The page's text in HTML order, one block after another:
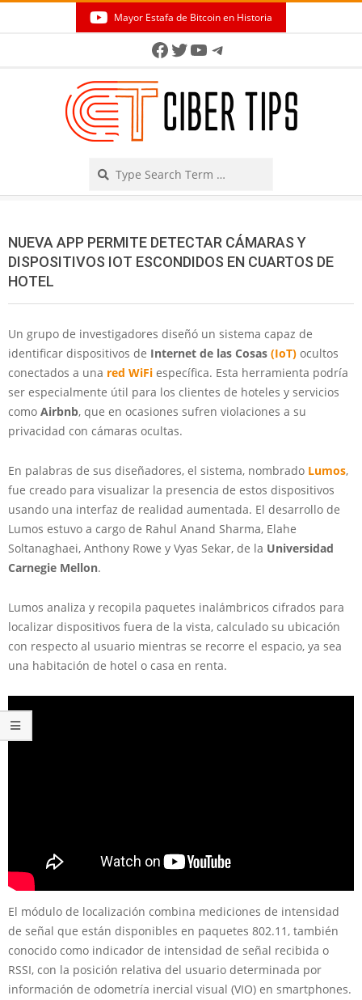
Mayor Estafa de Bitcoin en Historia
Facebook
Twitter
YouTube
Telegram
NUEVA APP PERMITE DETECTAR CÁMARAS Y
DISPOSITIVOS IOT ESCONDIDOS EN CUARTOS DE
HOTEL
Un grupo de investigadores diseñó un sistema capaz de
identificar dispositivos de Internet de las Cosas (IoT) ocultos
conectados a una red WiFi específica. Esta herramienta podría
ser especialmente útil para los clientes de hoteles y servicios
como Airbnb, que en ocasiones sufren violaciones a su
privacidad con cámaras ocultas.
En palabras de sus diseñadores, el sistema, nombrado Lumos,
fue creado para visualizar la presencia de estos dispositivos
usando una interfaz de realidad aumentada. El desarrollo de
Lumos estuvo a cargo de Rahul Anand Sharma, Elahe
Soltanaghaei, Anthony Rowe y Vyas Sekar, de la Universidad
Carnegie Mellon.
Lumos analiza y recopila paquetes inalámbricos cifrados para
localizar dispositivos fuera de la vista, calculado su ubicación
con respecto al usuario mientras se recorre el espacio, ya sea
una habitación de hotel o casa en renta.
El módulo de localización combina mediciones de intensidad
de señal que están disponibles en paquetes 802.11, también
conocido como indicador de intensidad de señal recibida o
RSSI, con la posición relativa del usuario determinada por
información de odometría inercial visual (VIO) en smartphones.